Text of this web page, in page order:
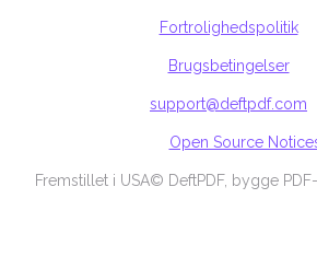
Fremstillet i USA© DeftPDF, bygge
Fortrolighedspolitik
Brugsbetingelser
support@deftpdf.com
Open Source